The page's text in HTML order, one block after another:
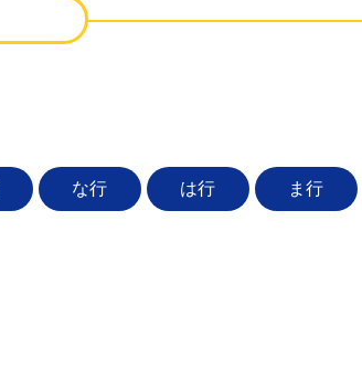
な行 は行 ま行